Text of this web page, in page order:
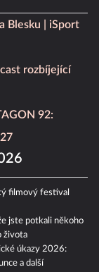
Blesku
iSport
rozbíjející
92:
filmový festival
jste potkali někoho
života
úkazy 2026:
a další